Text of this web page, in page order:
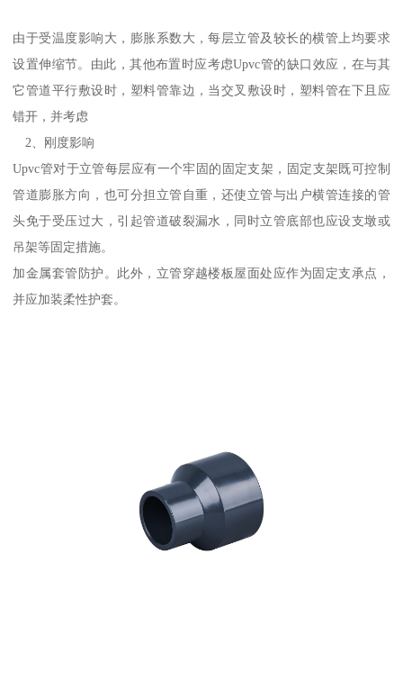
由于受温度影响大，膨胀系数大，每层立管及较长的横管上均要求
设置伸缩节。由此，其他布置时应考虑Upvc管的缺口效应，在与其
它管道平行敷设时，塑料管靠边，当交叉敷设时，塑料管在下且应
错开，并考虑
2、刚度影响
Upvc管对于立管每层应有一个牢固的固定支架，固定支架既可控制
管道膨胀方向，也可分担立管自重，还使立管与出户横管连接的管
头免于受压过大，引起管道破裂漏水，同时立管底部也应设支墩或
吊架等固定措施。
加金属套管防护。此外，立管穿越楼板屋面处应作为固定支承点，
并应加装柔性护套。